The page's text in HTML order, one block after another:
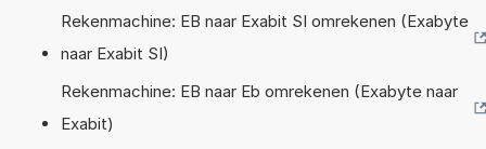
Rekenmachine: EB naar Exabit SI omrekenen (Exabyte
naar Exabit SI)
Rekenmachine: EB naar Eb omrekenen (Exabyte naar
Exabit)